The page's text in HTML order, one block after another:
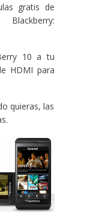
gratis de
10 a tu
HDMI para
quieras, las